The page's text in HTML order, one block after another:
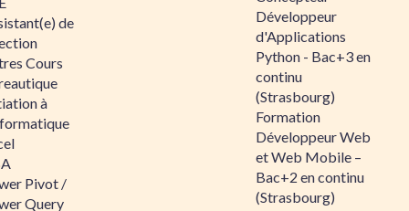
de
Cours
à
Pivot /
Query
Développeur
d'Applications
Python - Bac+3 en
continu
(Strasbourg)
Formation
Développeur Web
et Web Mobile –
Bac+2 en continu
(Strasbourg)